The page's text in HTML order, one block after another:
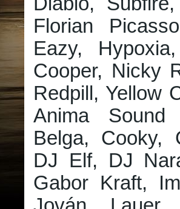
Florian
Eazy,
Cooper, Nicky
Redpill, Yellow
Anima
Belga, Cooky,
DJ Elf, DJ
Gabor Kraft,